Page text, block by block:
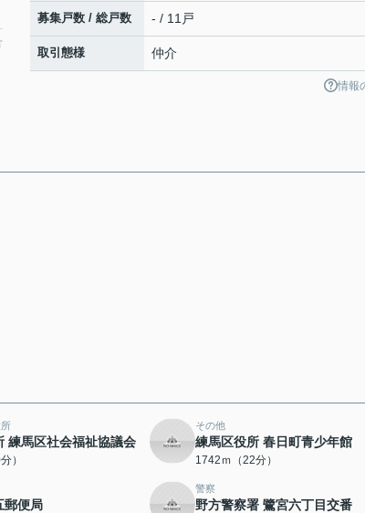
募集戸数 / 総戸数 - / 11戸
取引態様 仲介
情報
練馬区社会福祉協議会
）
その他
練馬区役所 春日町青少年館
1742ｍ（22分）
郵便局
警察
野方警察署 鷺宮六丁目交番